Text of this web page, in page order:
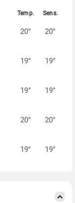
20° 20°
19° 19°
19° 19°
20° 20°
19° 19°